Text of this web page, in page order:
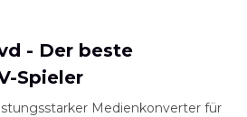
- Der beste
Spieler
Medienkonverter für